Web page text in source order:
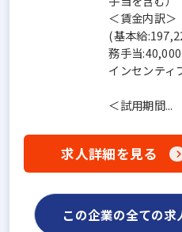
＜賃金内訳＞
(基本給
務手当
インセンティ
＜試用期間...
求人詳細を見る
この企業の全ての